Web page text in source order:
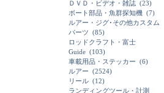
ＤＶＤ・ビデオ・雑誌 (23)
ボート部品・魚群探知機 (7)
ルアー・ジグ･その他カスタム
パーツ (85)
ロッドクラフト・富士
Guide (103)
車載用品・ステッカー (6)
ルアー (2524)
リール (12)
ランディングツール・計測